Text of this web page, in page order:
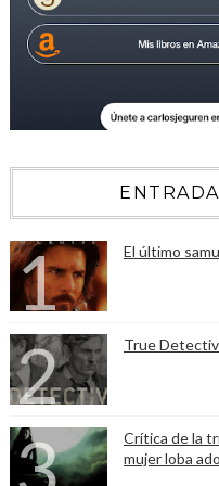
El último
True
Crítica de la
mujer loba